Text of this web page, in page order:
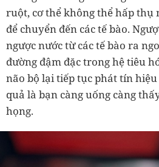
ruột, cơ thể không thể hấp thụ
để chuyển đến các tế bào.
ngược nước từ các tế bào ra
đường đậm đặc trong hệ tiêu
não bộ lại tiếp tục phát tín
quả là bạn càng uống càng
họng.